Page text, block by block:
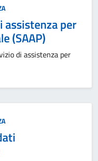
assistenza per
(SAAP)
di assistenza per